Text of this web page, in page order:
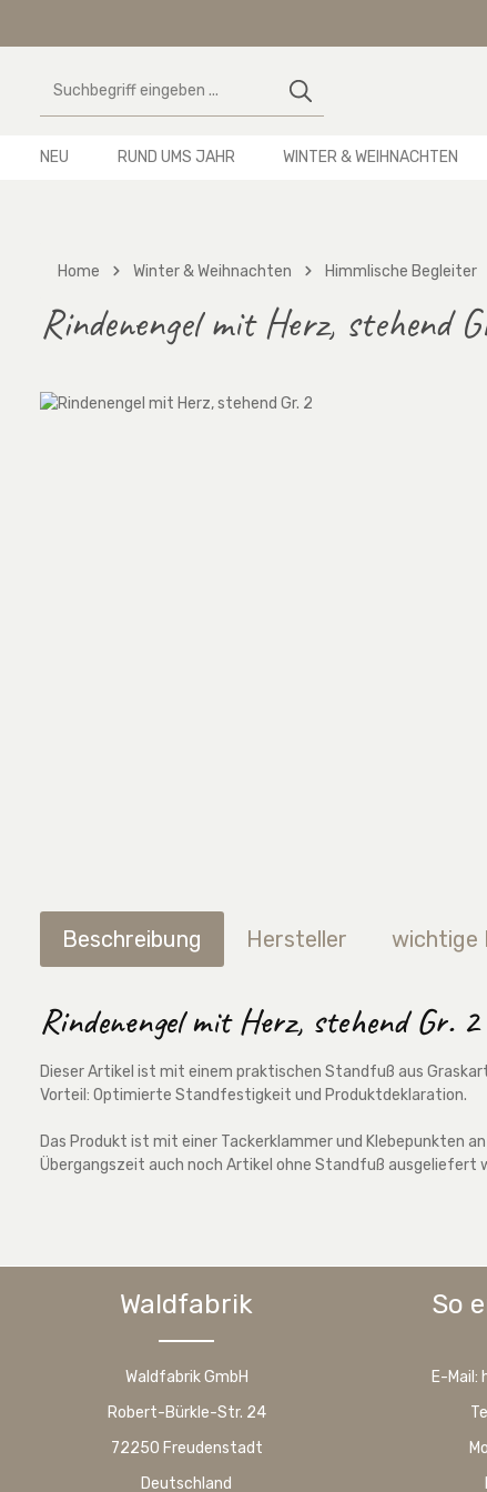
NEU RUND UMS JAHR WINTER & WEIHNACHTEN
Home Winter & Weihnachten Himmlische Begleiter
Rindenengel mit Herz, stehend
Bildergalerie überspringen
Beschreibung Hersteller wichtige
Rindenengel mit Herz, stehend Gr. 2
Dieser Artikel ist mit einem praktischen Standfuß aus
Vorteil: Optimierte Standfestigkeit und Produktdeklaration.
Das Produkt ist mit einer Tackerklammer und Klebepunkten
Übergangszeit auch noch Artikel ohne Standfuß ausgeliefert
Waldfabrik
Waldfabrik GmbH
Robert-Bürkle-Str. 24
72250 Freudenstadt
Deutschland
So
E-Mail: